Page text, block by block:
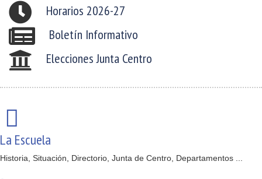
Horarios 2026-27
Boletín Informativo
Elecciones Junta Centro
La Escuela
Historia, Situación, Directorio, Junta de Centro, Departamentos ...